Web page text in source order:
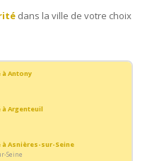
dans la ville de votre choix
Antony
Argenteuil
Asnières-sur-Seine
Seine